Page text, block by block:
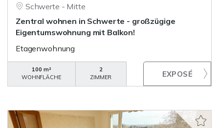
Schwerte - Mitte
Zentral wohnen in Schwerte - großzügige
Eigentumswohnung mit Balkon!
Etagenwohnung
100 m²
WOHNFLÄCHE
2
ZIMMER